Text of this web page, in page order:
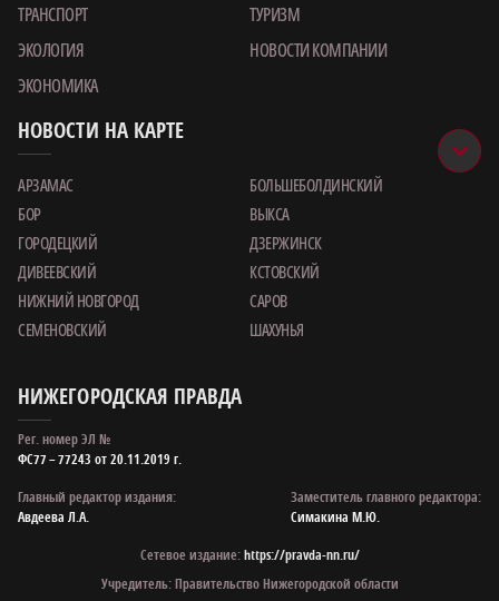
ТРАНСПОРТ
ТУРИЗМ
ЭКОЛОГИЯ
НОВОСТИ КОМПАНИИ
ЭКОНОМИКА
НОВОСТИ НА КАРТЕ
АРЗАМАС
БОЛЬШЕБОЛДИНСКИЙ
БОР
ВЫКСА
ГОРОДЕЦКИЙ
ДЗЕРЖИНСК
ДИВЕЕВСКИЙ
КСТОВСКИЙ
НИЖНИЙ НОВГОРОД
САРОВ
СЕМЕНОВСКИЙ
ШАХУНЬЯ
НИЖЕГОРОДСКАЯ ПРАВДА
Рег. номер ЭЛ №
ФС77 – 77243 от 20.11.2019 г.
Главный редактор издания:
Авдеева Л.А.
Заместитель главного редактора:
Симакина М.Ю.
Сетевое издание:https://pravda-nn.ru/
Учредитель: Правительство Нижегородской области